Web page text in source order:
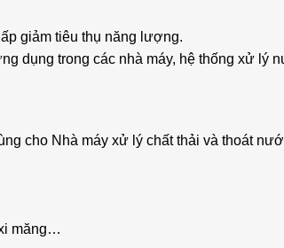
giảm tiêu thụ năng lượng.
dụng trong các nhà máy, hệ thống xử lý
cho Nhà máy xử lý chất thải và thoát
măng…